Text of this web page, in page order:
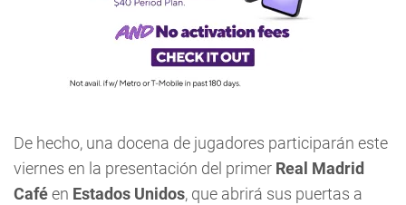
De hecho, una docena de jugadores participarán este
viernes en la presentación del primer Real Madrid
Caféen Estados Unidos, que abrirá sus puertas a